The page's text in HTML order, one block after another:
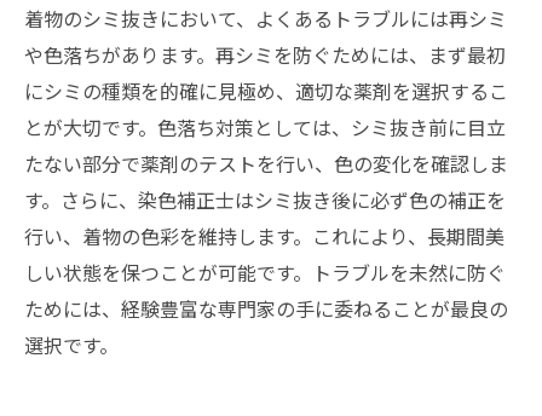
着物のシミ抜きにおいて、よくあるトラブルには再シミ
や色落ちがあります。再シミを防ぐためには、まず最初
にシミの種類を的確に見極め、適切な薬剤を選択するこ
とが大切です。色落ち対策としては、シミ抜き前に目立
たない部分で薬剤のテストを行い、色の変化を確認しま
す。さらに、染色補正士はシミ抜き後に必ず色の補正を
行い、着物の色彩を維持します。これにより、長期間美
しい状態を保つことが可能です。トラブルを未然に防ぐ
ためには、経験豊富な専門家の手に委ねることが最良の
選択です。